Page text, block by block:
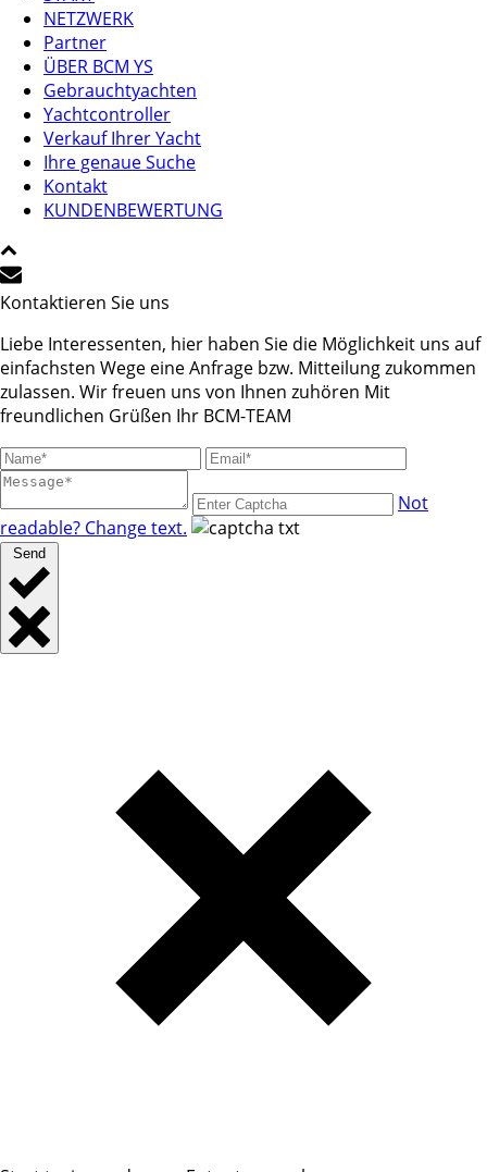
NETZWERK
Partner
ÜBER BCM YS
Gebrauchtyachten
Yachtcontroller
Verkauf Ihrer Yacht
Ihre genaue Suche
Kontakt
KUNDENBEWERTUNG
Kontaktieren Sie uns
Liebe Interessenten, hier haben Sie die Möglichkeit uns auf
einfachsten Wege eine Anfrage bzw. Mitteilung zukommen
zulassen. Wir freuen uns von Ihnen zuhören Mit
freundlichen Grüßen Ihr BCM-TEAM
Not
readable? Change text.
Send